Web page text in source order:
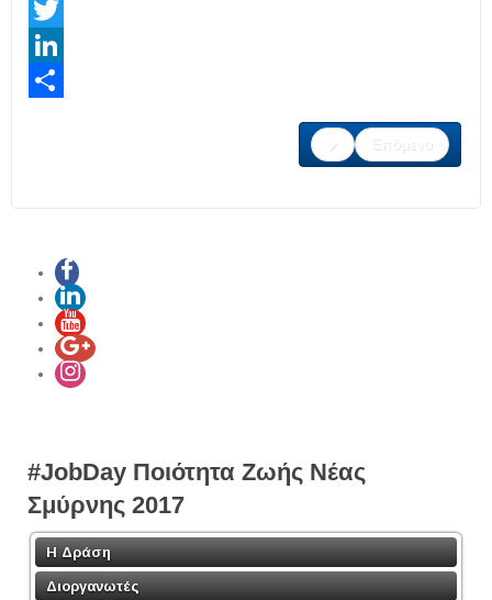
Facebook
Twitter
LinkedIn
Επόμενο
#JobDay Ποιότητα Ζωής Νέας
Σμύρνης 2017
Η Δράση
Διοργανωτές